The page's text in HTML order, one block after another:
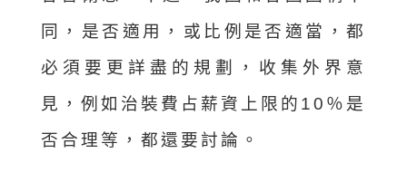
同，是否適用，或比例是否適當，都
必須要更詳盡的規劃，收集外界意
見，例如治裝費占薪資上限的10％是
否合理等，都還要討論。